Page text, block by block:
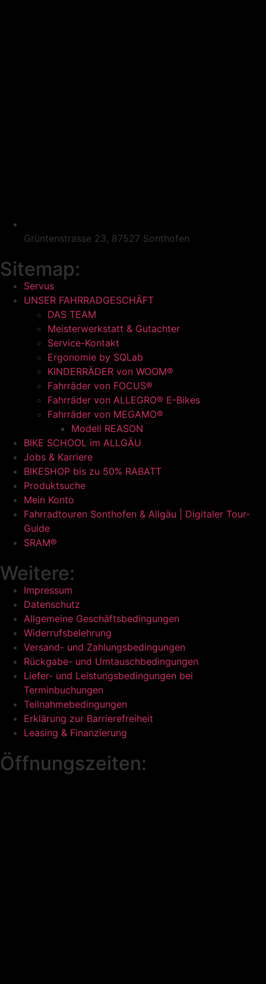
Grüntenstrasse 23, 87527 Sonthofen
Sitemap:
Servus
UNSER FAHRRADGESCHÄFT
DAS TEAM
Meisterwerkstatt & Gutachter
Service-Kontakt
Ergonomie by SQLab
KINDERRÄDER von WOOM®
Fahrräder von FOCUS®
Fahrräder von ALLEGRO® E-Bikes
Fahrräder von MEGAMO®
Modell REASON
BIKE SCHOOL im ALLGÄU
Jobs & Karriere
BIKESHOP bis zu 50% RABATT
Produktsuche
Mein Konto
Fahrradtouren Sonthofen & Allgäu | Digitaler Tour-
Guide
SRAM®
Weitere:
Impressum
Datenschutz
Allgemeine Geschäftsbedingungen
Widerrufsbelehrung
Versand- und Zahlungsbedingungen
Rückgabe- und Umtauschbedingungen
Liefer- und Leistungsbedingungen bei
Terminbuchungen
Teilnahmebedingungen
Erklärung zur Barrierefreiheit
Leasing & Finanzierung
Öffnungszeiten: